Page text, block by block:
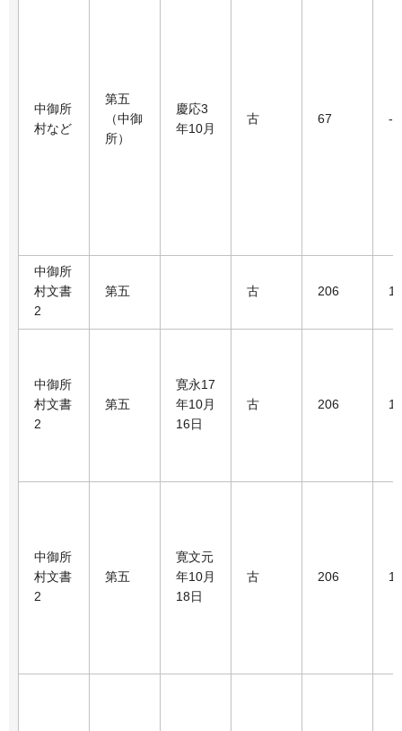
中御所
村など
第五
（中御
所）
慶応3
年10月
古 67 -
中御所
村文書
2
第五 古 206 1
中御所
村文書
2
第五
寛永17
年10月
16日
古 206 1
中御所
村文書
2
第五
寛文元
年10月
18日
古 206 1